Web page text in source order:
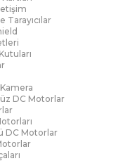
Tarayıcılar
DC Motorlar
DC Motorlar